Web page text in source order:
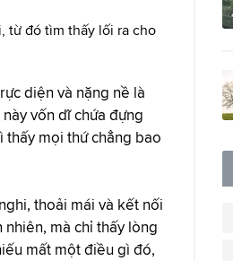
từ đó tìm thấy lối ra cho
diện và nặng nề là
vốn dĩ chứa đựng
thấy mọi thứ chẳng bao
thoải mái và kết nối
mà chỉ thấy lòng
mất một điều gì đó,